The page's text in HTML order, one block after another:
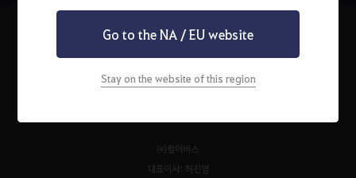
Go to the NA / EU website
Stay on the website of this region
펄어비스 서비스 이용약관 검은사막 서비스 이용약관 개인정보처리방침
㈜펄어비스
대표이사: 허진영